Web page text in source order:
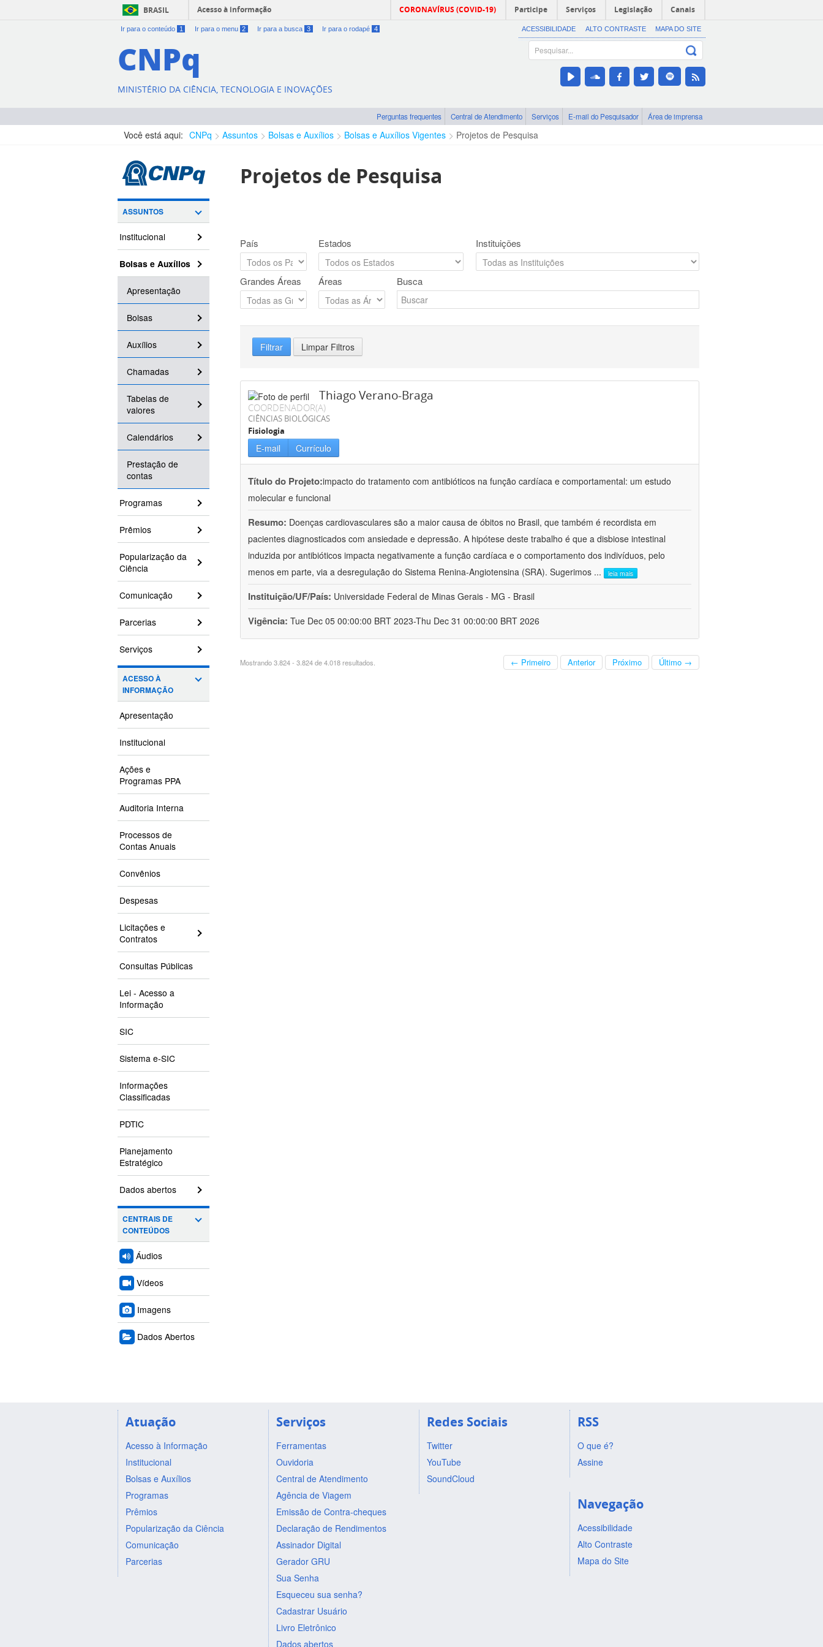
BRASIL Acesso à informação CORONAVÍRUS (COVID-19) Participe Serviços Legislação Canais
Ir para o conteúdo 1 Ir para o menu 2 Ir para a busca 3 Ir para o rodapé 4 ACESSIBILIDADE ALTO CONTRASTE MAPA DO SITE
CNPq
MINISTÉRIO DA CIÊNCIA, TECNOLOGIA E INOVAÇÕES
Perguntas frequentes Central de Atendimento Serviços E-mail do Pesquisador Área de imprensa
Você está aqui: CNPq Assuntos Bolsas e Auxílios Bolsas e Auxílios Vigentes Projetos de Pesquisa
ASSUNTOS
Institucional
Bolsas e Auxílios
Apresentação
Bolsas
Auxílios
Chamadas
Tabelas de
valores
Calendários
Prestação de
contas
Programas
Prêmios
Popularização da
Ciência
Comunicação
Parcerias
Serviços
ACESSO À
INFORMAÇÃO
Apresentação
Institucional
Ações e
Programas PPA
Auditoria Interna
Processos de
Contas Anuais
Convênios
Despesas
Licitações e
Contratos
Consultas Públicas
Lei - Acesso a
Informação
SIC
Sistema e-SIC
Informações
Classificadas
PDTIC
Planejamento
Estratégico
Dados abertos
CENTRAIS DE
CONTEÚDOS
Áudios
Vídeos
Imagens
Dados Abertos
Projetos de Pesquisa
País Estados Instituições
Grandes Áreas Áreas Busca
Filtrar Limpar Filtros
Thiago Verano-Braga
COORDENADOR(A)
CIÊNCIAS BIOLÓGICAS
Fisiologia
E-mail Currículo
Título do Projeto:impacto do tratamento com antibióticos na função cardíaca e comportamental: um estudo
molecular e funcional
Resumo: Doenças cardiovasculares são a maior causa de óbitos no Brasil, que também é recordista em
pacientes diagnosticados com ansiedade e depressão. A hipótese deste trabalho é que a disbiose intestinal
induzida por antibióticos impacta negativamente a função cardíaca e o comportamento dos indivíduos, pelo
menos em parte, via a desregulação do Sistema Renina-Angiotensina (SRA). Sugerimos ... leia mais
Instituição/UF/País: Universidade Federal de Minas Gerais - MG - Brasil
Vigência: Tue Dec 05 00:00:00 BRT 2023-Thu Dec 31 00:00:00 BRT 2026
Mostrando 3.824 - 3.824 de 4.018 resultados. ← Primeiro Anterior Próximo Último →
Atuação
Acesso à Informação
Institucional
Bolsas e Auxílios
Programas
Prêmios
Popularização da Ciência
Comunicação
Parcerias
Serviços
Ferramentas
Ouvidoria
Central de Atendimento
Agência de Viagem
Emissão de Contra-cheques
Declaração de Rendimentos
Assinador Digital
Gerador GRU
Sua Senha
Esqueceu sua senha?
Cadastrar Usuário
Livro Eletrônico
Dados abertos
Redes Sociais
Twitter
YouTube
SoundCloud
RSS
O que é?
Assine
Navegação
Acessibilidade
Alto Contraste
Mapa do Site